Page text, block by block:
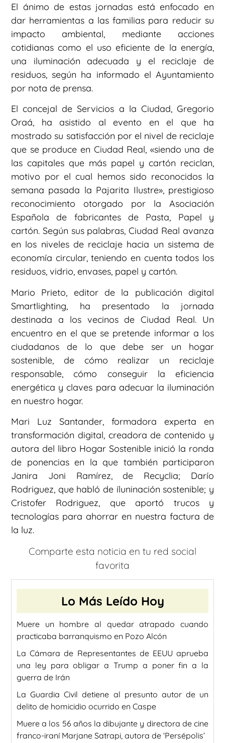
El ánimo de estas jornadas está enfocado en
dar herramientas a las familias para reducir su
impacto ambiental, mediante acciones
cotidianas como el uso eficiente de la energía,
una iluminación adecuada y el reciclaje de
residuos, según ha informado el Ayuntamiento
por nota de prensa.
El concejal de Servicios a la Ciudad, Gregorio
Oraá, ha asistido al evento en el que ha
mostrado su satisfacción por el nivel de reciclaje
que se produce en Ciudad Real, «siendo una de
las capitales que más papel y cartón reciclan,
motivo por el cual hemos sido reconocidos la
semana pasada la Pajarita Ilustre», prestigioso
reconocimiento otorgado por la Asociación
Española de fabricantes de Pasta, Papel y
cartón. Según sus palabras, Ciudad Real avanza
en los niveles de reciclaje hacia un sistema de
economía circular, teniendo en cuenta todos los
residuos, vidrio, envases, papel y cartón.
Mario Prieto, editor de la publicación digital
Smartlighting, ha presentado la jornada
destinada a los vecinos de Ciudad Real. Un
encuentro en el que se pretende informar a los
ciudadanos de lo que debe ser un hogar
sostenible, de cómo realizar un reciclaje
responsable, cómo conseguir la eficiencia
energética y claves para adecuar la iluminación
en nuestro hogar.
Mari Luz Santander, formadora experta en
transformación digital, creadora de contenido y
autora del libro Hogar Sostenible inició la ronda
de ponencias en la que también participaron
Janira Joni Ramírez, de Recyclia; Darío
Rodriguez, que habló de íluninación sostenible; y
Cristofer Rodriguez, que aportó trucos y
tecnologías para ahorrar en nuestra factura de
la luz.
Comparte esta noticia en tu red social
favorita
Lo Más Leído Hoy
Muere un hombre al quedar atrapado cuando
practicaba barranquismo en Pozo Alcón
La Cámara de Representantes de EEUU aprueba
una ley para obligar a Trump a poner fin a la
guerra de Irán
La Guardia Civil detiene al presunto autor de un
delito de homicidio ocurrido en Caspe
Muere a los 56 años la dibujante y directora de cine
franco-iraní Marjane Satrapi, autora de ‘Persépolis’